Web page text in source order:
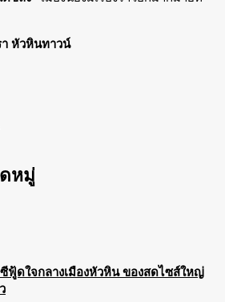
หัวหินทาวน์
หมู่
ฟู้ดใจกลางเมืองหัวหิน ของสดไซส์ใหญ่